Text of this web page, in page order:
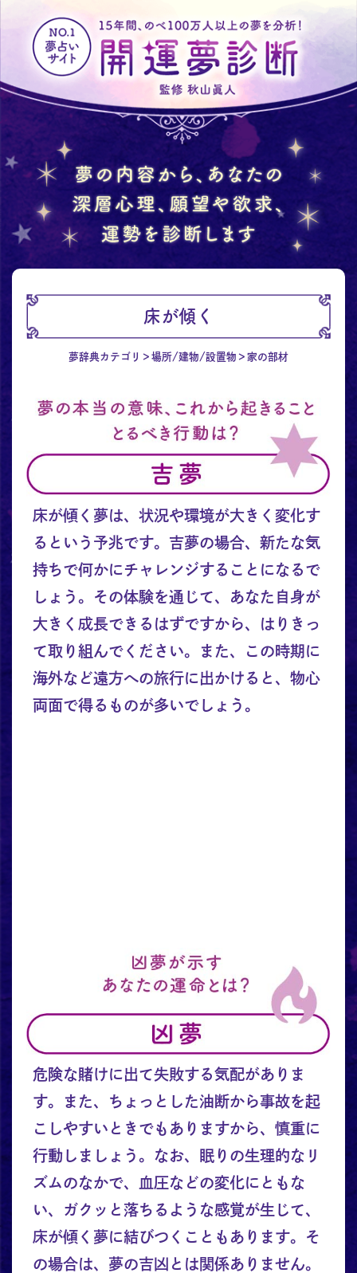
床が傾く
夢辞典カテゴリ 場所/建物/設置物 家の部材
床が傾く夢は、状況や環境が大きく変化す
るという予兆です。吉夢の場合、新たな気
持ちで何かにチャレンジすることになるで
しょう。その体験を通じて、あなた自身が
大きく成長できるはずですから、はりきっ
て取り組んでください。また、この時期に
海外など遠方への旅行に出かけると、物心
両面で得るものが多いでしょう。
危険な賭けに出て失敗する気配がありま
す。また、ちょっとした油断から事故を起
こしやすいときでもありますから、慎重に
行動しましょう。なお、眠りの生理的なリ
ズムのなかで、血圧などの変化にともな
い、ガクッと落ちるような感覚が生じて、
床が傾く夢に結びつくこともあります。そ
の場合は、夢の吉凶とは関係ありません。